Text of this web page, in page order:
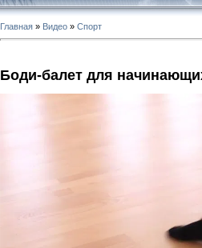
Главная » Видео » Спорт
Боди-балет для